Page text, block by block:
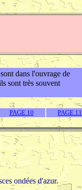
dans l'ouvrage de
sont très souvent
PAGE 10 PAGE 11
ondées d'azur.